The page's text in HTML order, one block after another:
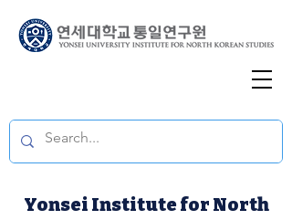
Yonsei Institute for North